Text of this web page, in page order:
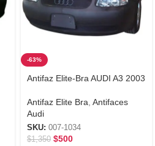
-63%
Antifaz Elite-Bra AUDI A3 2003
Antifaz Elite Bra Antifaces
Audi
SKU: 007-1034
$1,350 $500